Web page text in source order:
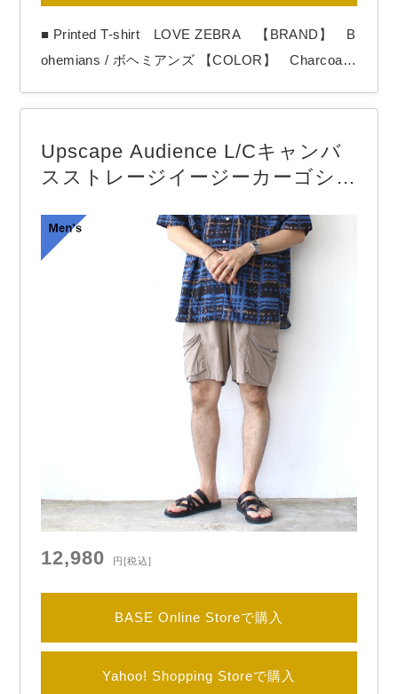
■ Printed T-shirt LOVE ZEBRA 【BRAND】 B
ohemians / ボヘミアンズ 【COLOR】 Charcoal
国産Tシャツボディに、Bohemians定番のLOVE ZE
生地に、シルエットはジャストサイズのいい意味…
Upscape Audience L/Cキャンバ
スストレージイージーカーゴショ
Cargo Shorts （Graige）
12,980 円[税込]
BASE Online Storeで購入
Yahoo! Shopping Storeで購入